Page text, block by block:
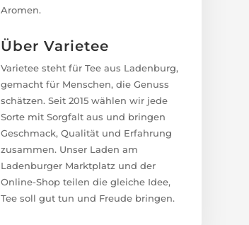
Aromen.
Über Varietee
Varietee steht für Tee aus Ladenburg,
gemacht für Menschen, die Genuss
schätzen. Seit 2015 wählen wir jede
Sorte mit Sorgfalt aus und bringen
Geschmack, Qualität und Erfahrung
zusammen. Unser Laden am
Ladenburger Marktplatz und der
Online-Shop teilen die gleiche Idee,
Tee soll gut tun und Freude bringen.